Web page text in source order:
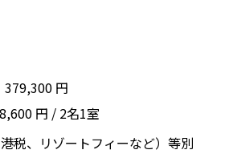
379,300 円
円 / 2名1室
税、リゾートフィーなど）等別